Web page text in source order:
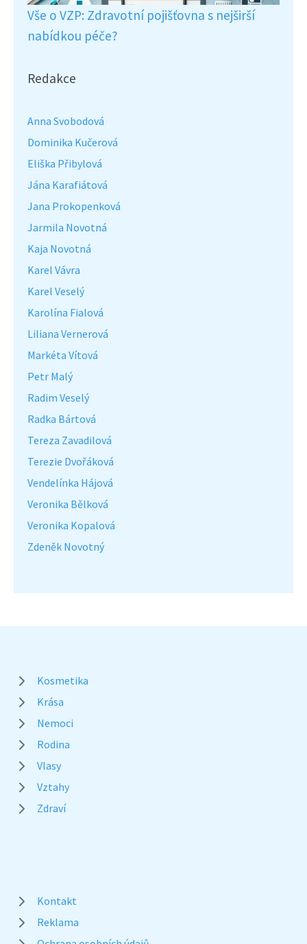
Vše o VZP: Zdravotní pojišťovna s nejširší
nabídkou péče?
Redakce
Anna Svobodová
Dominika Kučerová
Eliška Přibylová
Jána Karafiátová
Jana Prokopenková
Jarmila Novotná
Kaja Novotná
Karel Vávra
Karel Veselý
Karolína Fialová
Liliana Vernerová
Markéta Vítová
Petr Malý
Radim Veselý
Radka Bártová
Tereza Zavadilová
Terezie Dvořáková
Vendelínka Hájová
Veronika Bělková
Veronika Kopalová
Zdeněk Novotný
Kosmetika
Krása
Nemoci
Rodina
Vlasy
Vztahy
Zdraví
Kontakt
Reklama